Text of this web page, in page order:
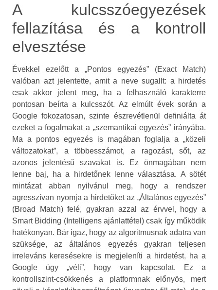
A kulcsszóegyezések
fellazítása és a kontroll
elvesztése
Évekkel ezelőtt a „Pontos egyezés” (Exact Match)
valóban azt jelentette, amit a neve sugallt: a hirdetés
csak akkor jelent meg, ha a felhasználó karakterre
pontosan beírta a kulcsszót. Az elmúlt évek során a
Google fokozatosan, szinte észrevétlenül definiálta át
ezeket a fogalmakat a „szemantikai egyezés” irányába.
Ma a pontos egyezés is magában foglalja a „közeli
változatokat”, a többesszámot, a ragozást, sőt, az
azonos jelentésű szavakat is. Ez önmagában nem
lenne baj, ha a hirdetőnek lenne választása. A sötét
mintázat abban nyilvánul meg, hogy a rendszer
agresszívan nyomja a hirdetőket az „Általános egyezés”
(Broad Match) felé, gyakran azzal az érvvel, hogy a
Smart Bidding (Intelligens ajánlattétel) csak így működik
hatékonyan. Bár igaz, hogy az algoritmusnak adatra van
szüksége, az általános egyezés gyakran teljesen
irreleváns keresésekre is megjeleníti a hirdetést, ha a
Google úgy „véli”, hogy van kapcsolat. Ez a
kontrollszint-csökkenés a platformnak előnyös, mert